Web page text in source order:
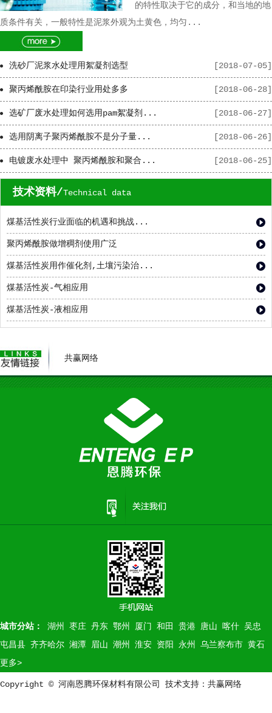
的特性取决于它的成分，和当地的地
质条件有关，一般特性是泥浆外观为土黄色，均匀...
[2018-07-05]
洗砂厂泥浆水处理用絮凝剂选型
[2018-06-28]
聚丙烯酰胺在印染行业用处多多
[2018-06-27]
选矿厂废水处理如何选用pam絮凝剂...
[2018-06-26]
选用阴离子聚丙烯酰胺不是分子量...
[2018-06-25]
电镀废水处理中 聚丙烯酰胺和聚合...
技术资料/Technical data
煤基活性炭行业面临的机遇和挑战...
聚丙烯酰胺做增稠剂使用广泛
煤基活性炭用作催化剂,土壤污染治...
煤基活性炭-气相应用
煤基活性炭-液相应用
共赢网络
城市分站： 湖州 枣庄 丹东 鄂州 厦门 和田 贵港 唐山 喀什 吴忠
屯昌县 齐齐哈尔 湘潭 眉山 潮州 淮安 资阳 永州 乌兰察布市 黄石
更多>
Copyright © 河南恩腾环保材料有限公司 技术支持：共赢网络